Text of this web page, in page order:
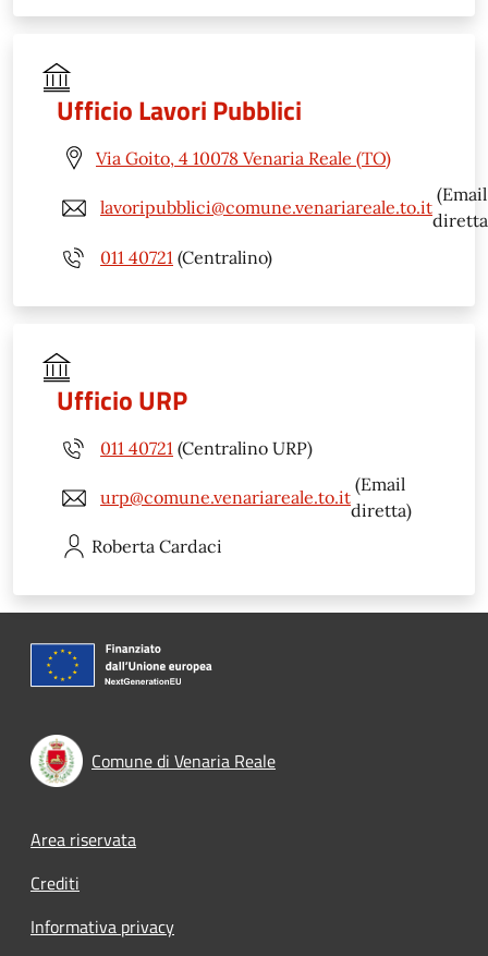
Ufficio Lavori Pubblici
Via Goito, 4 10078 Venaria Reale (TO)
lavoripubblici@comune.venariareale.to.it
(Email
011 40721 (Centralino)
Ufficio URP
011 40721 (Centralino URP)
urp@comune.venariareale.to.it
(Email
diretta)
Roberta Cardaci
Comune di Venaria Reale
Footer menu
Area riservata
Crediti
Informativa privacy